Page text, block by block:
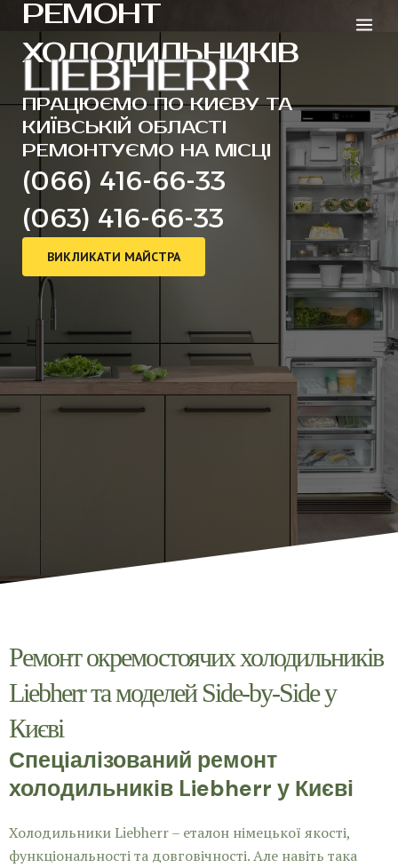
Перейти
вмісту
Main
РЕМОНТ
ХОЛОДИЛЬНИКІВ
LIEBHERR
ПРАЦЮЄМО ПО КИЄВУ ТА
КИЇВСЬКІЙ ОБЛАСТІ
РЕМОНТУЄМО НА МІСЦІ
(066) 416-66-33
(063) 416-66-33
ВИКЛИКАТИ МАЙСТРА
Ремонт окремостоячих холодильників
Liebherr та моделей Side-by-Side у
Києві
Спеціалізований ремонт
холодильників Liebherr у Києві
Холодильники Liebherr – еталон німецької якості,
функціональності та довговічності. Але навіть така